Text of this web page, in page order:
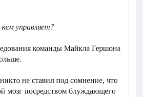
управляет?
команды Майкла Гершона
не ставил под сомнение, что
мозг посредством блуждающего